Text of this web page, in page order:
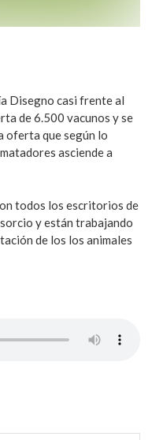
Disegno casi frente al
de 6.500 vacunos y se
oferta que según lo
asciende a
todos los escritorios de
y están trabajando
de los los animales